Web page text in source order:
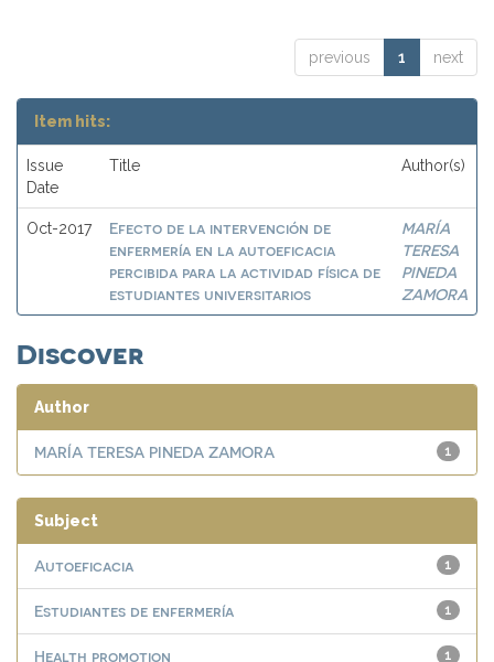
previous 1 next
Item hits:
Issue
Date
Title Author(s)
Oct-2017
Efecto de la intervención de
enfermería en la autoeficacia
percibida para la actividad física de
estudiantes universitarios
MARÍA
TERESA
PINEDA
ZAMORA
Discover
Author
1
MARÍA TERESA PINEDA ZAMORA
Subject
1
Autoeficacia
1
Estudiantes de enfermería
1
Health promotion